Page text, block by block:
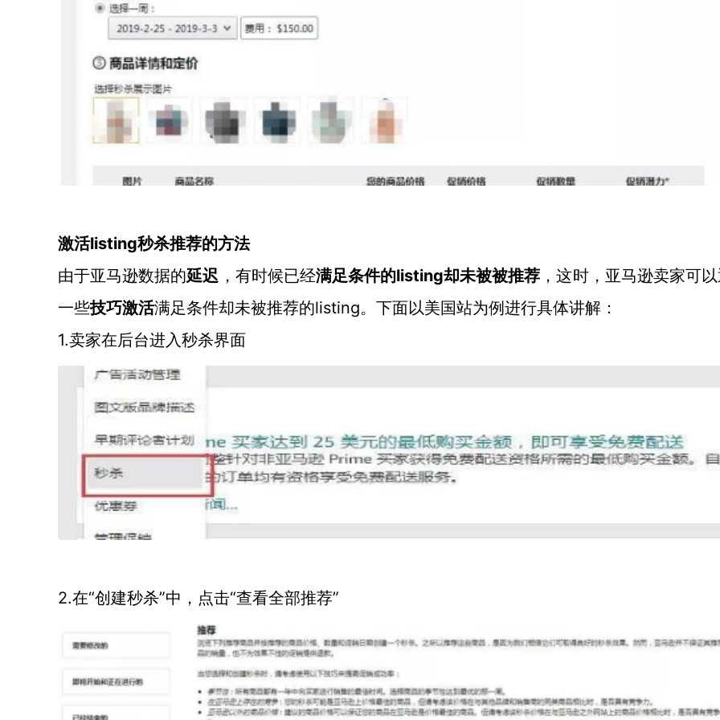
激活listing秒杀推荐的方法
由于亚马逊数据的延迟 ，有时候已经满足条件的listing却未被被推荐 ，这时，亚马逊卖家可
一些技巧激活满足条件却未被推荐的listing。下面以美国站为例进行具体讲解：
1.卖家在后台进入秒杀界面
2.在“创建秒杀”中，点击“查看全部推荐”